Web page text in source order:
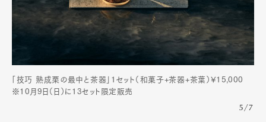
「技巧 熟成栗の最中と茶器」1セット（和菓子+茶器+茶葉）¥15,000
※10月9日（日）に13セット限定販売
5/7